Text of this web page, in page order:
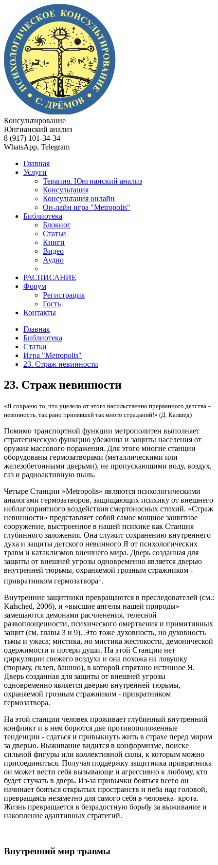
Консультирование
Юнгианский анализ
8 (917) 101-34-34
WhatsApp, Telegram
Главная
Услуги
Терапия. Юнгианский анализ
Консультация
Консультация онлайн
Он-лайн игра "Metropolis"
Библиотека
Блокнот
Статьи
Книги
Видео
Аудио
РАСПИСАНИЕ
Форум
Регистрация
Гость
Контакты
Главная
Библиотека
Статьи
Игра "Metropolis"
23. Страж невинности
23. Страж невинности
«Я сохраню то, что уцелело от этого насильственно прерванного детства –
невинность, так рано принявшей так много страданий!» (Д. Калшед)
Помимо транспортной функции метрополитен выполняет
стратегическую функцию убежища и защиты населения от
оружия массового поражения. Для этого многие станции
оборудованы гермозатворами (металлическими или
железобетонными дверьми), не пропускающими воду, воздух,
газ и радиоактивную пыль.
Четыре Станции «Metropolis» являются психологическими
аналогами гермозатворов, защищающих психику от внешнего
неблагоприятного воздействия смертоносных стихий. «Страж
невинности» представляет собой самое мощное зашитное
сооружение, выстроенное в нашей психике как Станция
глубинного заложения. Она служит сохранению внутреннего
духа и защиты детского невинного Я от психологических
травм и катаклизмов внешнего мира. Дверь созданная для
защиты от внешней угрозы одновременно является дверью
внутренней тюрьмы, охраняемой грозным стражником -
привратником гермозатвора1 .
Внутренние защитники превращаются в преследователей (см.:
Kalsched, 2006), и «высшие ангелы нашей природы»
замещаются демонами расчленения, телесной
развоплощенности, психического омертвения и примитивных
защит (см. главы 3 и 9). Это тоже духовность, но духовность
тьмы и ужаса; мистика, но мистика жестокости, демонической
одержимости и потери души. На этой Станции нет
циркуляции свежего воздуха и она похожа на ловушку
(тюрьму, склеп, башню), в которой спрятано истинное Я.
Дверь созданная для защиты от внешней угрозы
одновременно является дверью внутренней тюрьмы,
охраняемой грозным стражником - привратником
гермозатвора.
На этой станции человек проживает глубинный внутренний
конфликт и в нем борются две противоположенные
тенденции - сдаться и привыкнуть жить в страхе перед миром
за дверью. Выживание видится в конформизме, поиске
сильной фигуры или коллективной силы, к которым можно
присоединиться. Получая поддержку защитника привратника
он может вести себя вызывающе и агрессивно к любому, кто
будет стучать в дверь. Из-за привычки бояться всего он
начинает бояться открытых пространств и неба над головой,
превращаясь незаметно для самого себя в человека- крота.
Жизнь превращается в безрадостную борьбу за выживание и
накопление адаптивных стратегий.
Внутренний мир травмы